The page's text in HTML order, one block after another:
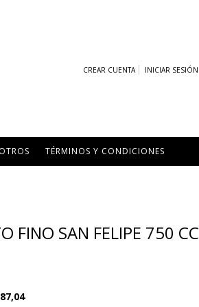
CREAR CUENTA INICIAR SESIÓN
TÉRMINOS Y CONDICIONES
FINO SAN FELIPE 750 CC